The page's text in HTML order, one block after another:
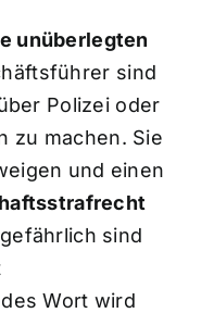
unüberlegten
sind
Polizei oder
zu machen. Sie
und einen
sind
Wort wird